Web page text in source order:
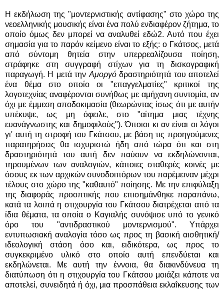
Η εκδήλωση της "μοντερνιστικής αντίφασης" στο χώρο της
νεοελληνικής μουσικής είναι ένα πολύ ενδιαφέρον ζήτημα, το
οποίο όμως δεν μπορεί να αναλυθεί εδώ2. Αυτό που έχει
σημασία για το παρόν κείμενο είναι το εξής: ο Γκάτσος, μετά
από σύντομη θητεία στην υπερρεαλίζουσα ποίηση,
στράφηκε στη συγγραφή στίχων για τη δισκογραφική
παραγωγή. Η μετά την Αμοργόδραστηριότητά του αποτελεί
ένα θέμα στο οποίο οι "επαγγελματίες" κριτικοί της
λογοτεχνίας αναφέρονται συνήθως με αμήχανη συντομία, αν
όχι με έμμεση αποδοκιμασία (θεωρώντας ίσως ότι με αυτήν
υπέκυψε, ως μη όφειλε, στο "αίτημα μιας τέχνης
ευανάγνωστης και δημοφιλούς"). Όποιοι κι αν είναι οι λόγοι
γι' αυτή τη στροφή του Γκάτσου, με βάση τις προηγούμενες
παρατηρήσεις θα ισχυριστώ ήδη από τώρα ότι και στη
δραστηριότητά του αυτή δεν παύουν να εκδηλώνονται,
τηρουμένων των αναλογιών, κάποιες σταθερές κοινές με
όσους εκ των αρχικών συνοδοιπόρων του παρέμειναν μέχρι
τέλους στο χώρο της "καθαυτό" ποίησης. Με την επιφύλαξη
της διαφοράς προοπτικής που επισημάνθηκε παραπάνω,
κατά τα λοιπά η στιχουργία του Γκάτσου διατρέχεται από τα
ίδια θέματα, τα οποία ο Καγιαλής συνόψισε υπό το γενικό
όρο του "αντιδραστικού μοντερνισμού". Υπάρχει
εντυπωσιακή αναλογία τόσο ως προς τη βασική αισθητική/
ιδεολογική στάση όσο και, ειδικότερα, ως προς το
συγκεκριμένο υλικό στο οποίο αυτή επενδύεται και
εκδηλώνεται. Με αυτή την έννοια, θα διακινδύνευα τη
διατύπωση ότι η στιχουργία του Γκάτσου μοιάζει κάποτε να
αποτελεί, συνειδητά ή όχι, μια προσπάθεια εκλαΐκευσης των